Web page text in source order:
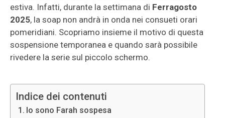
estiva. Infatti, durante la settimana di Ferragosto
2025, la soap non andrà in onda nei consueti orari
pomeridiani. Scopriamo insieme il motivo di questa
sospensione temporanea e quando sarà possibile
rivedere la serie sul piccolo schermo.
Indice dei contenuti
Io sono Farah sospesa